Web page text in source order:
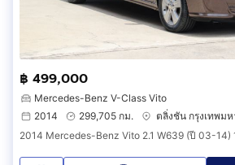
฿ 499,000
Mercedes-Benz V-Class Vito
2014
299,705 กม.
ตลิ่งชัน กรุงเทพม
2014 Mercedes-Benz Vito 2.1 W639 (ปี 03-14)